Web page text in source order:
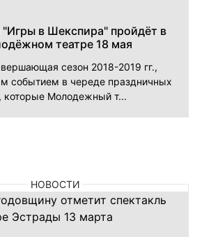
в Шекспира" пройдёт в
театре 18 мая
сезон 2018-2019 гг.,
событием в череде праздничных
которые Молодежный т...
НОВОСТИ